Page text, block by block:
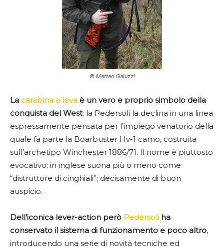
© Matteo Galuzzi
La carabina a leva è un vero e proprio simbolo della
conquista del West: la Pedersoli la declina in una linea
espressamente pensata per l’impiego venatorio della
quale fa parte la Boarbuster Hv-1 camo, costruita
sull’archetipo Winchester 1886/71. Il nome è piuttosto
evocativo: in inglese suona più o meno come
“distruttore di cinghiali”; decisamente di buon
auspicio.
Dell’iconica lever-action però Pedersoli ha
conservato il sistema di funzionamento e poco altro,
introducendo una serie di novità tecniche ed